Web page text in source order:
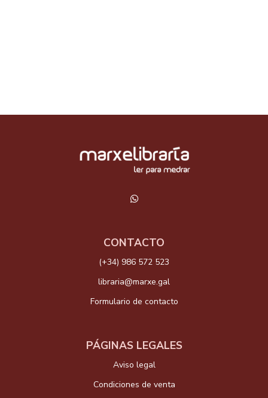
CONTACTO
(+34) 986 572 523
libraria@marxe.gal
Formulario de contacto
PÁGINAS LEGALES
Aviso legal
Condiciones de venta